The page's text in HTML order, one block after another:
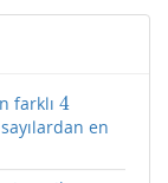
farklı 4
4
en